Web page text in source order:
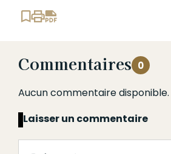
Commentaires 0
Aucun commentaire disponible.
Laisser un commentaire